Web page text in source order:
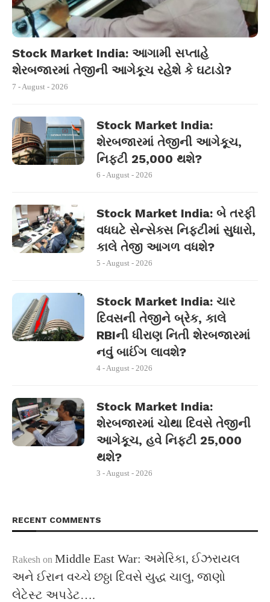
Stock Market India: આગામી સપ્તાહે
શેરબજારમાં તેજીની આગેકૂચ રહેશે કે ઘટાડો?
7 - August - 2026
Stock Market India:
શેરબજારમાં તેજીની આગેકૂચ,
નિફ્ટી 25,000 થશે?
6 - August - 2026
Stock Market India: બે તરફી
વધઘટે સેન્સેક્સ નિફ્ટીમાં સુધારો,
કાલે તેજી આગળ વધશે?
5 - August - 2026
Stock Market India: ચાર
દિવસની તેજીને બ્રેક, કાલે
RBIની ધીરાણ નિતી શેરબજારમાં
નવું બાઈંગ લાવશે?
4 - August - 2026
Stock Market India:
શેરબજારમાં ચોથા દિવસે તેજીની
આગેકૂચ, હવે નિફ્ટી 25,000
થશે?
3 - August - 2026
RECENT COMMENTS
Rakesh on Middle East War: અમેરિકા, ઈઝરાયલ
અને ઈરાન વચ્ચે છઠ્ઠા દિવસે યુદ્ધ ચાલુ, જાણો
લેટેસ્ટ અપડેટ….